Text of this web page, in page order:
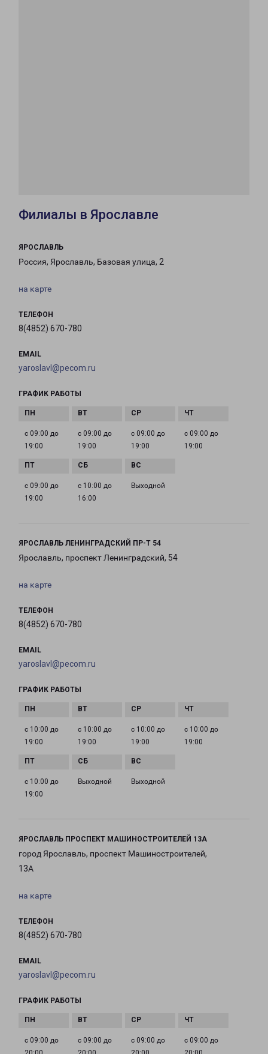
Филиалы в Ярославле
ЯРОСЛАВЛЬ
Россия, Ярославль, Базовая улица, 2
на карте
ТЕЛЕФОН
8(4852) 670-780
EMAIL
yaroslavl@pecom.ru
ГРАФИК РАБОТЫ
с 09:00 до
19:00
с 09:00 до
19:00
с 09:00 до
19:00
с 09:00 до
19:00
с 09:00 до
19:00
с 10:00 до
16:00
Выходной
ЯРОСЛАВЛЬ ЛЕНИНГРАДСКИЙ ПР-Т 54
Ярославль, проспект Ленинградский, 54
на карте
ТЕЛЕФОН
8(4852) 670-780
EMAIL
yaroslavl@pecom.ru
ГРАФИК РАБОТЫ
с 10:00 до
19:00
с 10:00 до
19:00
с 10:00 до
19:00
с 10:00 до
19:00
с 10:00 до
19:00
Выходной Выходной
ЯРОСЛАВЛЬ ПРОСПЕКТ МАШИНОСТРОИТЕЛЕЙ 13А
город Ярославль, проспект Машиностроителей,
13А
на карте
ТЕЛЕФОН
8(4852) 670-780
EMAIL
yaroslavl@pecom.ru
ГРАФИК РАБОТЫ
с 09:00 до
с 09:00 до
с 09:00 до
с 09:00 до